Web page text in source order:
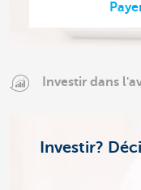
Investir dans
Investir?